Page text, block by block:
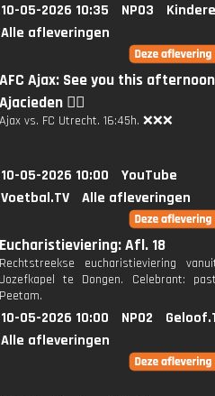
10-05-2026 10:35 NPO3
Alle afleveringen
AFC Ajax: See you this
Ajacieden ❤️‍🔥
Ajax vs. FC Utrecht. 16:45h. ❌❌❌
10-05-2026 10:00
YouTube
Voetbal.TV
Alle afleveringen
Eucharistieviering: Afl. 18
Rechtstreekse eucharistieviering
Jozefkapel te Dongen. Celebrant:
Peetam.
10-05-2026 10:00 NPO2
Alle afleveringen